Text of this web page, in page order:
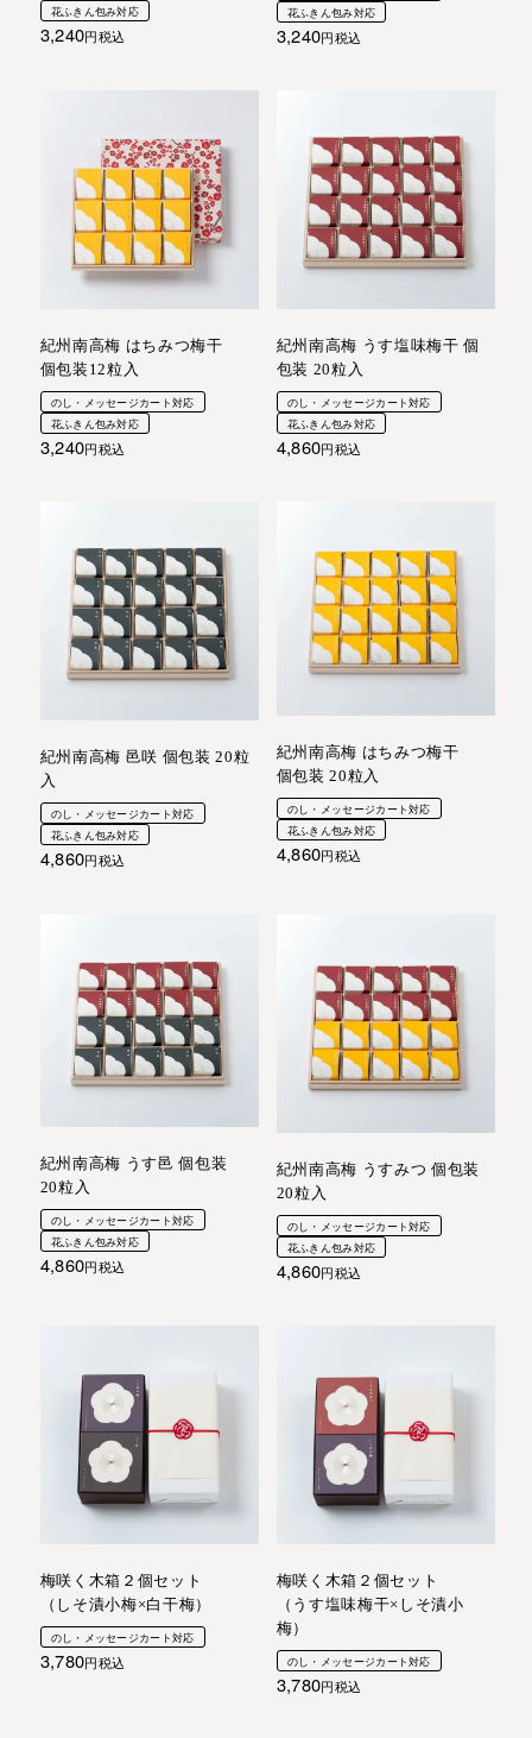
花ふきん包み対応
3,240 税込
花ふきん包み対応
3,240 税込
紀州南高梅 はちみつ梅干
個包装12粒入
のし・メッセージカート対応
花ふきん包み対応
3,240 税込
紀州南高梅 うす塩味梅干 個
包装 20粒入
のし・メッセージカート対応
花ふきん包み対応
4,860 税込
紀州南高梅 邑咲 個包装 20粒
入
のし・メッセージカート対応
花ふきん包み対応
4,860 税込
紀州南高梅 はちみつ梅干
個包装 20粒入
のし・メッセージカート対応
花ふきん包み対応
4,860 税込
紀州南高梅 うす邑 個包装
20粒入
のし・メッセージカート対応
花ふきん包み対応
4,860 税込
紀州南高梅 うすみつ 個包装
20粒入
のし・メッセージカート対応
花ふきん包み対応
4,860 税込
梅咲く木箱２個セット
（しそ漬小梅×白干梅）
のし・メッセージカート対応
3,780 税込
梅咲く木箱２個セット
（うす塩味梅干×しそ漬小
梅）
のし・メッセージカート対応
3,780 税込